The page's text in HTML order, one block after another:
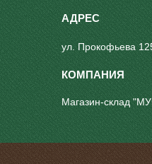
ул. Прокофьева
Магазин-склад